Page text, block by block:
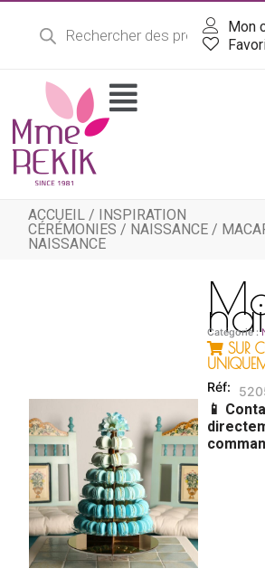
Recherche
produits
Mon
Flyout
Menu
ACCUEIL / INSPIRATION
CÉRÉMONIES / NAISSANCE /
NAISSANCE
Catégorie :
SUR
📱